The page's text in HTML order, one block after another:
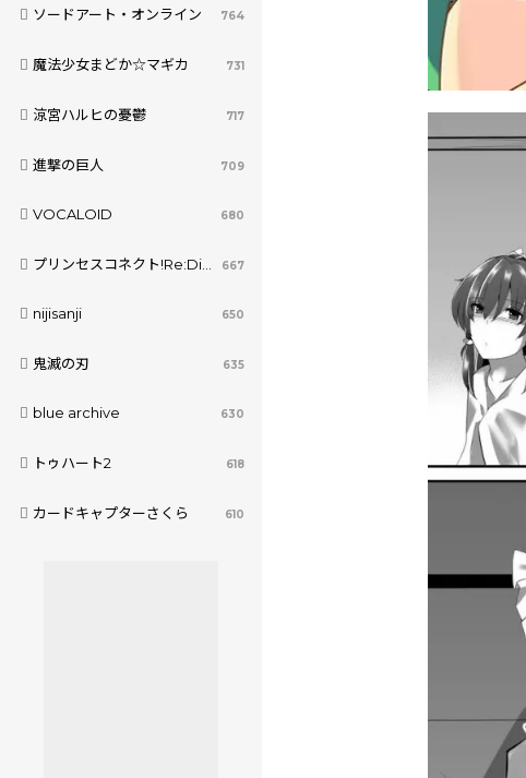
ソードアート・オンライン 764
魔法少女まどか☆マギカ 731
涼宮ハルヒの憂鬱 717
進撃の巨人 709
VOCALOID 680
プリンセスコネクト!Re:Dive 667
nijisanji 650
鬼滅の刃 635
blue archive 630
トゥハート2 618
カードキャプターさくら 610